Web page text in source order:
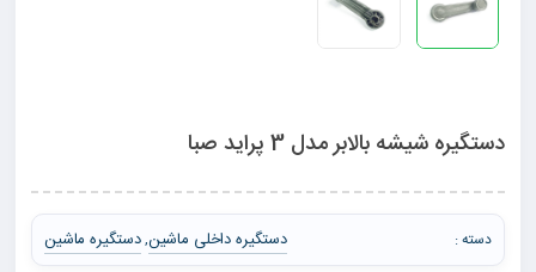
دستگیره شیشه بالابر مدل 3 پراید صبا
دسته : دستگیره داخلی ماشین,دستگیره ماشین